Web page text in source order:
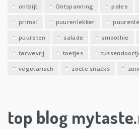
ontbijt Ontspanning paleo
primal puurenlekker
puureten salade smoothie
tarwevrij toetjes
vegetarisch zoete snacks
top blog